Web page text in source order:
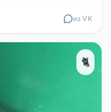
из VK
🐈